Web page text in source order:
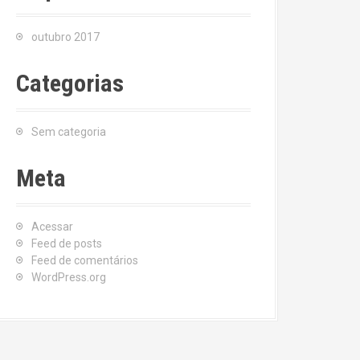
outubro 2017
Categorias
Sem categoria
Meta
Acessar
Feed de posts
Feed de comentários
WordPress.org